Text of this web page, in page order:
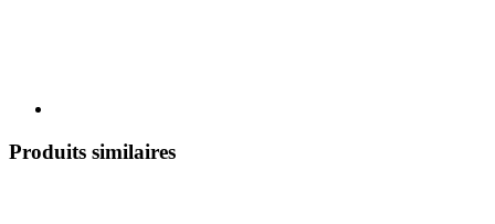
Produits similaires